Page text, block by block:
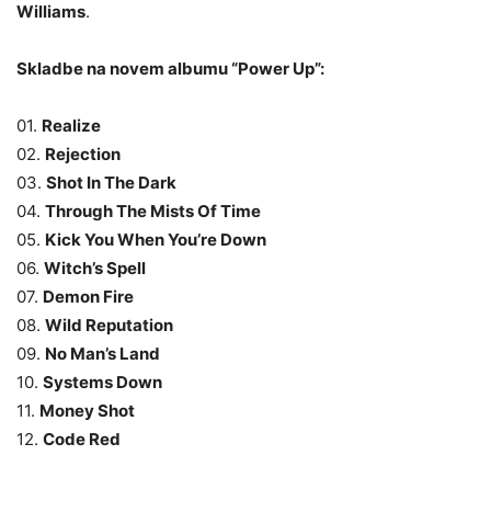
Williams.
Skladbe na novem albumu “Power Up”:
01. Realize
02. Rejection
03. Shot In The Dark
04. Through The Mists Of Time
05. Kick You When You’re Down
06. Witch’s Spell
07. Demon Fire
08. Wild Reputation
09. No Man’s Land
10. Systems Down
11. Money Shot
12. Code Red